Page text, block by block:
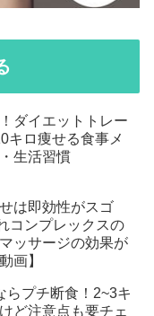
ダイエットトレー
キロ痩せる食事メ
生活習慣
は即効性がスゴ
コンプレックスの
ッサージの効果が
画】
らプチ断食！2~3キ
ど注意点も要チェ